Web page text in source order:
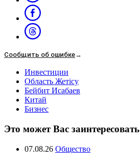
Сообщить об ошибке→
Инвестиции
Область Жетісу
Бейбит Исабаев
Китай
Бизнес
Это может Вас заинтересовать
07.08.26 Общество